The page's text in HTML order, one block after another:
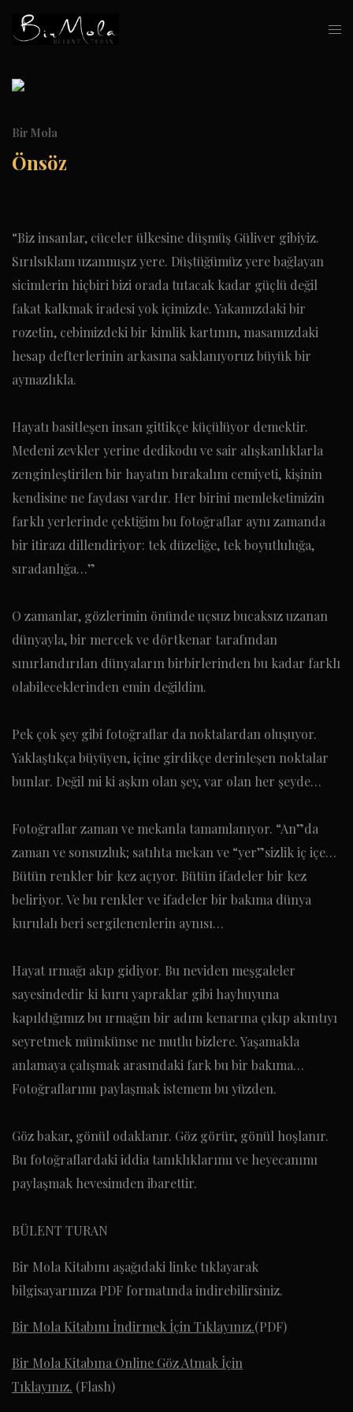
Bir Mola
Önsöz
“Biz insanlar, cüceler ülkesine düşmüş Güliver gibiyiz.
Sırılsıklam uzanmışız yere. Düştüğümüz yere bağlayan
sicimlerin hiçbiri bizi orada tutacak kadar güçlü değil
fakat kalkmak iradesi yok içimizde. Yakamızdaki bir
rozetin, cebimizdeki bir kimlik kartının, masamızdaki
hesap defterlerinin arkasına saklanıyoruz büyük bir
aymazlıkla.
Hayatı basitleşen insan gittikçe küçülüyor demektir.
Medeni zevkler yerine dedikodu ve sair alışkanlıklarla
zenginleştirilen bir hayatın bırakalım cemiyeti, kişinin
kendisine ne faydası vardır. Her birini memleketimizin
farklı yerlerinde çektiğim bu fotoğraflar aynı zamanda
bir itirazı dillendiriyor: tek düzeliğe, tek boyutluluğa,
sıradanlığa…”
O zamanlar, gözlerimin önünde uçsuz bucaksız uzanan
dünyayla, bir mercek ve dörtkenar tarafından
sınırlandırılan dünyaların birbirlerinden bu kadar farklı
olabileceklerinden emin değildim.
Pek çok şey gibi fotoğraflar da noktalardan oluşuyor.
Yaklaştıkça büyüyen, içine girdikçe derinleşen noktalar
bunlar. Değil mi ki aşkın olan şey, var olan her şeyde…
Fotoğraflar zaman ve mekanla tamamlanıyor. “An”da
zaman ve sonsuzluk; satıhta mekan ve “yer”sizlik iç içe…
Bütün renkler bir kez açıyor. Bütün ifadeler bir kez
beliriyor. Ve bu renkler ve ifadeler bir bakıma dünya
kurulalı beri sergilenenlerin aynısı…
Hayat ırmağı akıp gidiyor. Bu neviden meşgaleler
sayesindedir ki kuru yapraklar gibi hayhuyuna
kapıldığımız bu ırmağın bir adım kenarına çıkıp akıntıyı
seyretmek mümkünse ne mutlu bizlere. Yaşamakla
anlamaya çalışmak arasındaki fark bu bir bakıma…
Fotoğraflarımı paylaşmak istemem bu yüzden.
Göz bakar, gönül odaklanır. Göz görür, gönül hoşlanır.
Bu fotoğraflardaki iddia tanıklıklarımı ve heyecanımı
paylaşmak hevesimden ibarettir.
BÜLENT TURAN
Bir Mola Kitabını aşağıdaki linke tıklayarak
bilgisayarınıza PDF formatında indirebilirsiniz.
Bir Mola Kitabını İndirmek İçin Tıklayınız.(PDF)
Bir Mola Kitabına Online Göz Atmak İçin
Tıklayınız. (Flash)